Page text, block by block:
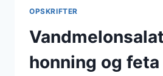
OPSKRIFTER
honning og feta